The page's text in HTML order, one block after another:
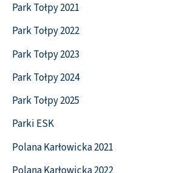
Park Tołpy 2021
Park Tołpy 2022
Park Tołpy 2023
Park Tołpy 2024
Park Tołpy 2025
Parki ESK
Polana Karłowicka 2021